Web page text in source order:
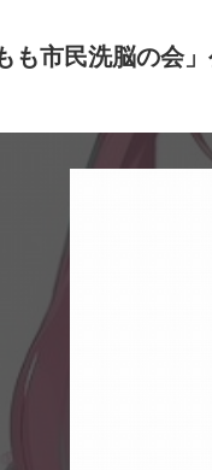
も市民洗脳の会